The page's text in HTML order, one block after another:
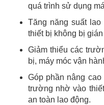
quá trình sử dụng
Tăng năng suất
thiết bị không bị
Giảm thiểu các
bị, máy móc vận
Góp phần nâng
trường nhờ vào
an toàn lao động.